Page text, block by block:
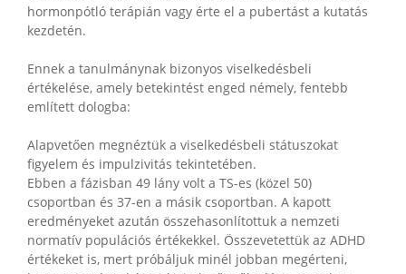
hormonpótló terápián vagy érte el a pubertást a kutatás
kezdetén.
Ennek a tanulmánynak bizonyos viselkedésbeli
értékelése, amely betekintést enged némely, fentebb
említett dologba:
Alapvetően megnéztük a viselkedésbeli státuszokat
figyelem és impulzivitás tekintetében.
Ebben a fázisban 49 lány volt a TS-es (közel 50)
csoportban és 37-en a másik csoportban. A kapott
eredményeket azután összehasonlítottuk a nemzeti
normatív populációs értékekkel. Összevetettük az ADHD
értékeket is, mert próbáljuk minél jobban megérteni,